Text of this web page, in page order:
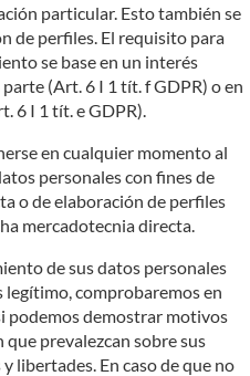
particular. Esto también se
de perfiles. El requisito para
se base en un interés
(Art. 6 I 1 tít. f GDPR) o en
6 I 1 tít. e GDPR).
en cualquier momento al
personales con fines de
o de elaboración de perfiles
mercadotecnia directa.
de sus datos personales
legítimo, comprobaremos en
podemos demostrar motivos
prevalezcan sobre sus
libertades. En caso de que no